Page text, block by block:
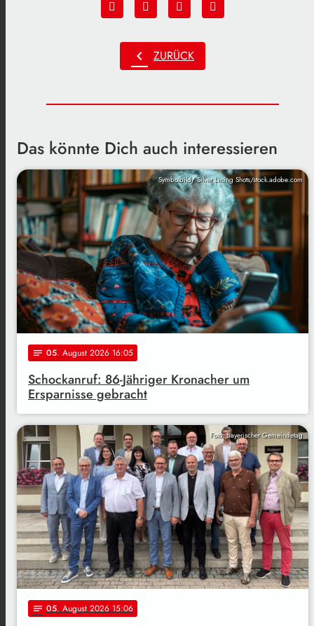
chevron_left ZURÜCK
Das könnte Dich auch interessieren
Symbolbild/ Silver Lining Shots/stock.adobe.com
notes 05. August 2026 16:05
Schockanruf: 86-Jähriger Kronacher um
Ersparnisse gebracht
Foto: Bayerischer Gemeindetag
notes 05. August 2026 15:06